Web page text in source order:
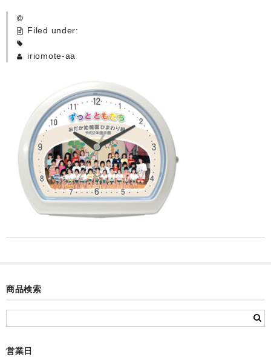
卒園記念品
カード付フォトフレームクロック(集合)
目覚まし時計(集合＋個別)
メロディ時計(集合)
音声時計(集合)
目覚まし時計(個別)
お絵かきギャラリー
自作オリジナル時計
Filed under:
iriomote-aa
商品検索
営業日